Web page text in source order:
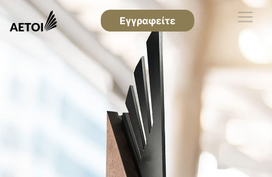
Εγγραφείτε